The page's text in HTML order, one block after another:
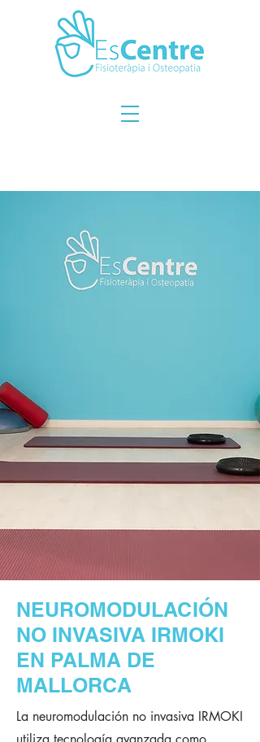
NEUROMODULACIÓN
NO INVASIVA IRMOKI
EN PALMA DE
MALLORCA
La neuromodulación no invasiva IRMOKI